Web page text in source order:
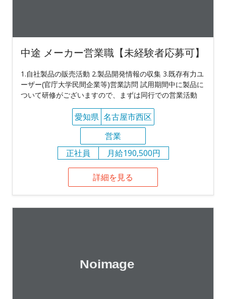
中途 メーカー営業職【未経験者応募可】
1.自社製品の販売活動 2.製品開発情報の収集 3.既存有力ユ
ーザー(官庁大学民間企業等)営業訪問 試用期間中に製品に
ついて研修がございますので、まずは同行での営業活動
愛知県 名古屋市西区
営業
正社員
月給190,500円
詳細を見る